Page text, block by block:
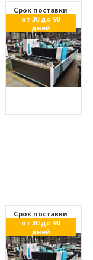
Cрок поставки
от 30 до 90
дней
Cрок поставки
от 30 до 90
дней